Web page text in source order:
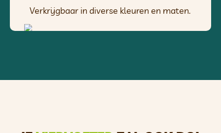
Verkrijgbaar in diverse kleuren en maten.